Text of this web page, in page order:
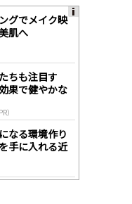
グでメイク映
肌へ
ちも注目す
果で健やかな
）
なる環境作り
手に入れる近